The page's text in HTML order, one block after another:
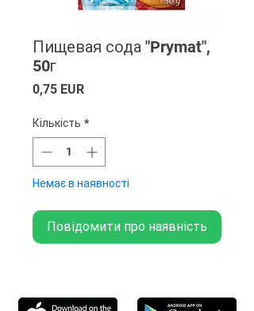
Пищевая сода "Prymat",
50г
0,75 EURЦіна
Кількість *
Немає в наявності
Повідомити про наявність